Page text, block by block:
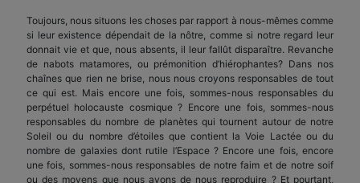
Toujours, nous situons les choses par rapport à nous-mêmes comme
si leur existence dépendait de la nôtre, comme si notre regard leur
donnait vie et que, nous absents, il leur fallût disparaître. Revanche
de nabots matamores, ou prémonition d’hiérophantes? Dans nos
chaînes que rien ne brise, nous nous croyons responsables de tout
ce qui est. Mais encore une fois, sommes-nous responsables du
perpétuel holocauste cosmique ? Encore une fois, sommes-nous
responsables du nombre de planètes qui tournent autour de notre
Soleil ou du nombre d’étoiles que contient la Voie Lactée ou du
nombre de galaxies dont rutile l’Espace ? Encore une fois, encore
une fois, sommes-nous responsables de notre faim et de notre soif
ou des moyens que nous avons de nous reproduire ? Et pourtant,